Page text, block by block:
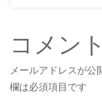
コメン
メールアドレスが公
欄は必須項目です